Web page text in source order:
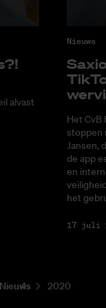
alvast
Nieuws
Het CvB
stoppen
Jansen,
de app
en
het
17 juli
Nieuws
2020